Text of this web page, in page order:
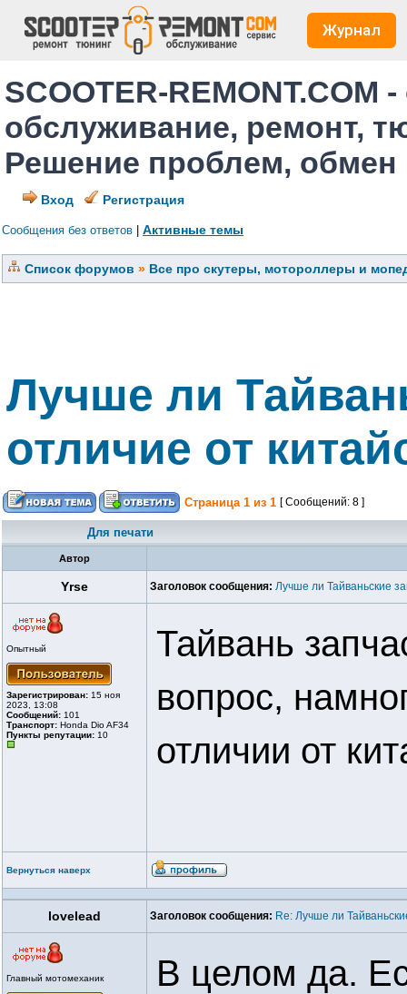
Журнал
SCOOTER-REMONT.COM
обслуживание, ремонт,
Решение проблем,
Вход Регистрация
Сообщения без ответов Активные темы
Список форумов » Все про скутеры, мотороллеры и
Лучше ли
отличие от
Страница 1 из 1 [ Сообщений: 8 ]
Для печати
Автор
Yrse Заголовок сообщения: Лучше ли Тайваньские
Опытный
Зарегистрирован: 15 ноя
2023, 13:08
Сообщений: 101
Транспорт: Honda Dio AF34
Пункты репутации: 10
Тайвань
вопрос,
отличии от
Вернуться наверх
lovelead Заголовок сообщения: Re: Лучше ли
Главный мотомеханик
В целом да.